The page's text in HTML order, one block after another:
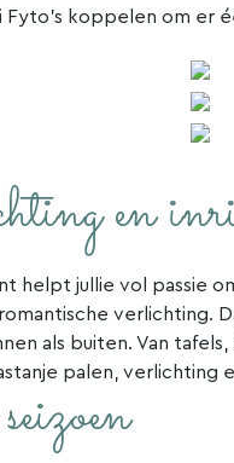
koppelen om er
en
helpt jullie vol passie
verlichting.
als buiten. Van
palen, verlichting